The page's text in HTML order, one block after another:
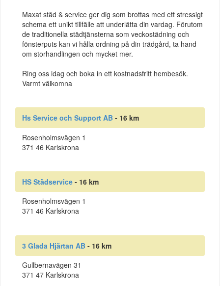
Maxat städ & service ger dig som brottas med ett stressigt
schema ett unikt tillfälle att underlätta din vardag. Förutom
de traditionella städtjänsterna som veckostädning och
fönsterputs kan vi hålla ordning på din trädgård, ta hand
om storhandlingen och mycket mer.
Ring oss idag och boka in ett kostnadsfritt hembesök.
Varmt välkomna
Hs Service och Support AB - 16 km
Rosenholmsvägen 1
371 46 Karlskrona
HS Städservice - 16 km
Rosenholmsvägen 1
371 46 Karlskrona
3 Glada Hjärtan AB - 16 km
Gullbernavägen 31
371 47 Karlskrona